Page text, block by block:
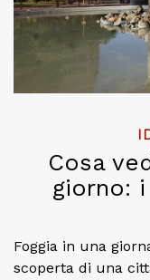
Cosa
giorno:
Foggia in una
scoperta di una